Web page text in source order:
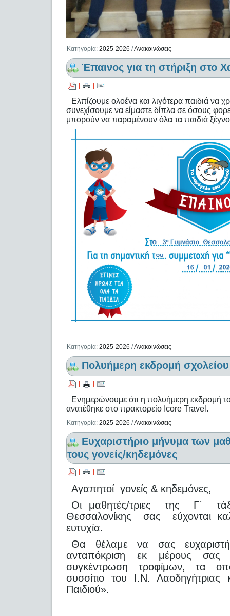
Κατηγορία:2025-2026 /Ανακοινώσεις
Έπαινος για τη στήριξη στο
Ελπίζουμε ολοένα και λιγότερα παιδιά να
συνεχίσουμε να είμαστε δίπλα σε όσους
μπορούν να παραμένουν όλα τα παιδιά
Κατηγορία:2025-2026 /Ανακοινώσεις
Πολυήμερη εκδρομή σχολείου
Ενημερώνουμε ότι η πολυήμερη εκδρομή
ανατέθηκε στο πρακτορείο Icore Travel.
Κατηγορία:2025-2026 /Ανακοινώσεις
Ευχαριστήριο μήνυμα των
τους γονείς/κηδεμόνες
Αγαπητοί γονείς & κηδεμόνες,
Οι μαθητές/τριες της Γ΄
Θεσσαλονίκης σας εύχονται
ευτυχία.
Θα θέλαμε να σας
ανταπόκριση εκ μέρους
συγκέντρωση τροφίμων, τα
συσσίτιο του Ι.Ν.
Παιδιού».